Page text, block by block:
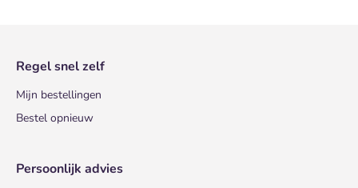
Regel snel zelf
Mijn bestellingen
Bestel opnieuw
Persoonlijk advies